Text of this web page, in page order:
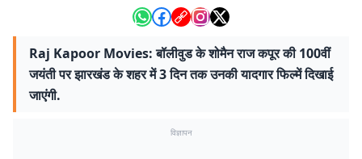
Raj Kapoor Movies: बॉलीवुड के शोमैन राज कपूर की 100वीं
जयंती पर झारखंड के शहर में 3 दिन तक उनकी यादगार फिल्में दिखाई
जाएंगी.
विज्ञापन